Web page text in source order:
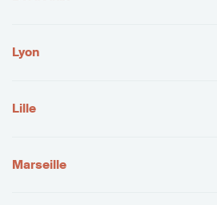
Lyon
Lille
Marseille